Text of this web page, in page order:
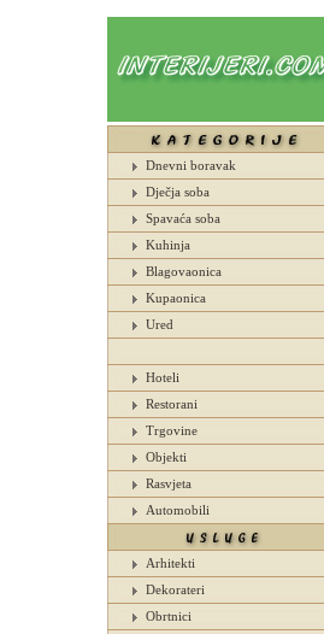
Dnevni boravak
Dječja soba
Spavaća soba
Kuhinja
Blagovaonica
Kupaonica
Ured
Hoteli
Restorani
Trgovine
Objekti
Rasvjeta
Automobili
Arhitekti
Dekorateri
Obrtnici